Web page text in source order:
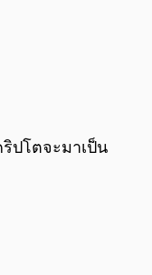
ริปโตจะมาเป็น